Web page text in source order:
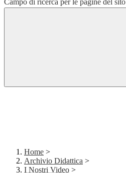
Campo di ricerca per le pagine del sito
Home >
Archivio Didattica >
I Nostri Video >